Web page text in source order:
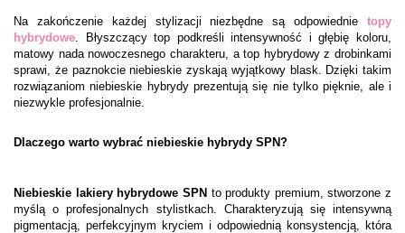
Na zakończenie każdej stylizacji niezbędne są odpowiednie topy
hybrydowe . Błyszczący top podkreśli intensywność i głębię koloru,
matowy nada nowoczesnego charakteru, a top hybrydowy z drobinkami
sprawi, że paznokcie niebieskie zyskają wyjątkowy blask. Dzięki takim
rozwiązaniom niebieskie hybrydy prezentują się nie tylko pięknie, ale i
niezwykle profesjonalnie.
Dlaczego warto wybrać niebieskie hybrydy SPN?
Niebieskie lakiery hybrydowe SPNto produkty premium, stworzone z
myślą o profesjonalnych stylistkach. Charakteryzują się intensywną
pigmentacją, perfekcyjnym kryciem i odpowiednią konsystencją, która